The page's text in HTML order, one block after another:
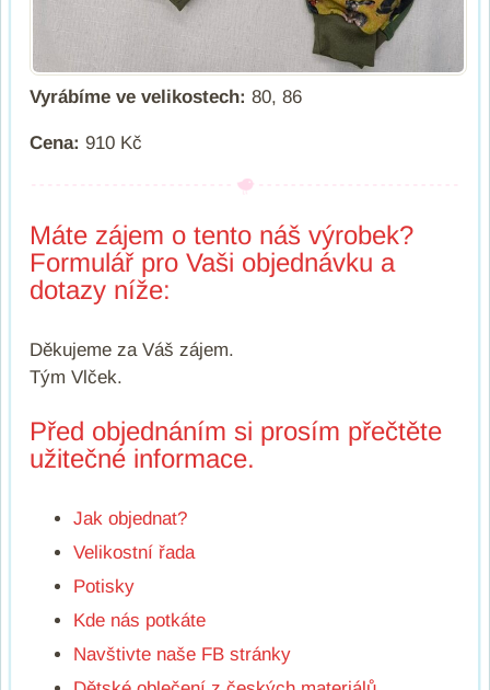
Vyrábíme ve velikostech: 80, 86
Cena: 910 Kč
Máte zájem o tento náš výrobek?
Formulář pro Vaši objednávku a
dotazy níže:
Děkujeme za Váš zájem.
Tým Vlček.
Před objednáním si prosím přečtěte
užitečné informace.
Jak objednat?
Velikostní řada
Potisky
Kde nás potkáte
Navštivte naše FB stránky